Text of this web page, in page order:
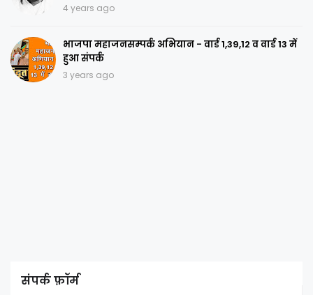
4 years ago
भाजपा महाजनसम्पर्क अभियान - वार्ड 1,39,12 व वार्ड 13 में
हुआ संपर्क
3 years ago
संपर्क फ़ॉर्म